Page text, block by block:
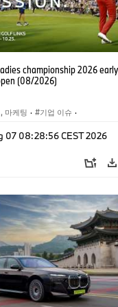
championship 2026
(08/2026)
마케팅 · 기업 이슈 ·
07 08:28:56 CEST 2026